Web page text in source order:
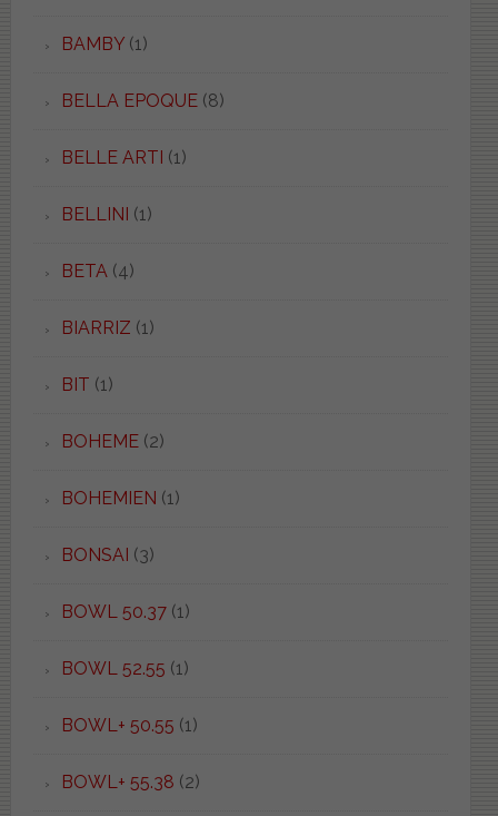
BAMBY(1)
BELLA EPOQUE(8)
BELLE ARTI (1)
BELLINI (1)
BETA(4)
BIARRIZ (1)
BIT (1)
BOHEME(2)
BOHEMIEN (1)
BONSAI (3)
BOWL 50.37(1)
BOWL 52.55 (1)
BOWL+ 50.55 (1)
BOWL+ 55.38 (2)